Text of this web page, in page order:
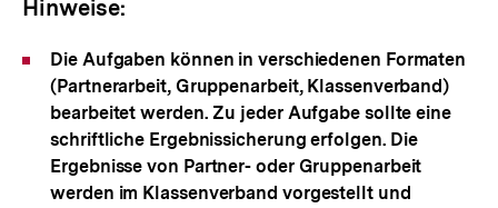
Hinweise:
Die Aufgaben können in verschiedenen Formaten
(Partnerarbeit, Gruppenarbeit, Klassenverband)
bearbeitet werden. Zu jeder Aufgabe sollte eine
schriftliche Ergebnissicherung erfolgen. Die
Ergebnisse von Partner- oder Gruppenarbeit
werden im Klassenverband vorgestellt und